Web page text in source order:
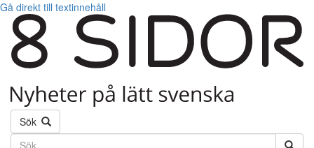
Gå direkt till textinnehåll
Sök
Söktext